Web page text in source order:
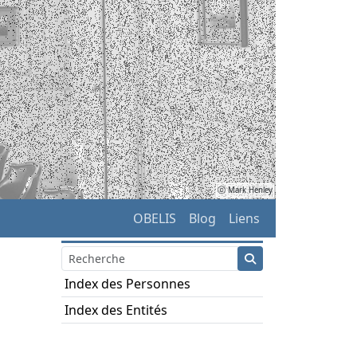
ⓒ Mark Henley
OBELIS Blog Liens
Index des Personnes
Index des Entités